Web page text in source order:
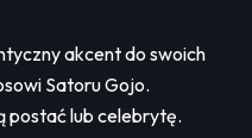
akcent do swoich
Satoru Gojo.
postać lub celebrytę.